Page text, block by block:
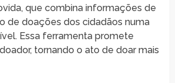
que combina informações de
de doações dos cidadãos numa
Essa ferramenta promete
tornando o ato de doar mais